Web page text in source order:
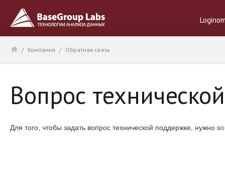
/ Компания / Обратная связь
Вопрос
Для того, чтобы задать вопрос технической поддержке, нужно